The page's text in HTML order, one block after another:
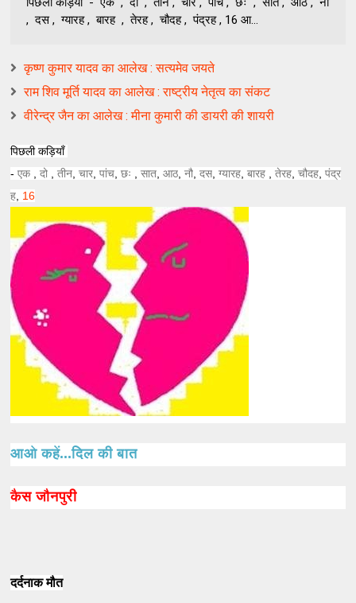
, दस , ग्यारह , बारह , तेरह , चौदह , पंद्रह , 16 आ...
कृष्ण कुमार यादव का आलेख : सत्यमेव जयते
राम शिव मूर्ति यादव का आलेख : राष्ट्रीय नेतृत्व का संकट
वीरेन्द्र जैन का आलेख : मीना कुमारी की डायरी की शायरी
पिछली कड़ियाँ
-एक ,दो ,तीन ,चार ,पांच ,छः ,सात आठ ,नौ ,दस ,ग्यारह ,बारह ,तेरह ,चौदह ,पंद्र
ह 16
आओ कहें...दिल की बात
कैस जौनपुरी
दर्दनाक मौत